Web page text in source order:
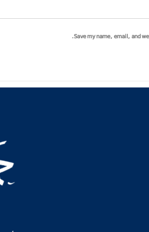
Save my name, email, and